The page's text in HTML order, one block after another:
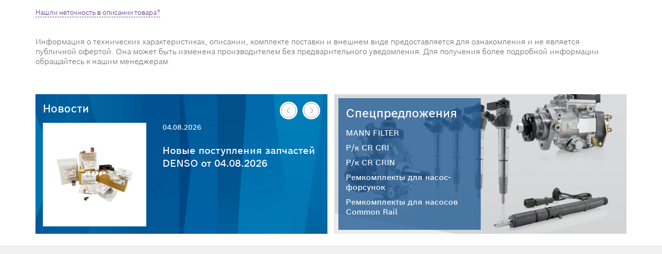
Нашли неточность в описании товара?
Информация о технических характеристиках, описании, комплекте поставки и внешнем виде предоставляется для ознакомления и не является
публичной офертой. Она может быть изменена производителем без предварительного уведомления. Для получения более подробной информации
обращайтесь к нашим менеджерам.
Новости
04.08.2026
Новые поступления запчастей
DENSO от 04.08.2026
30.07.2026
Новые поступления запчастей
HC-CARGO от 30.07.2026
Спецпредложения
MANN FILTER
Р/к CR CRI
Р/к CR CRIN
Ремкомплекты для насос-
форсунок
Ремкомплекты для насосов
Common Rail